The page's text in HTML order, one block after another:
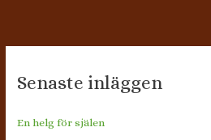
Senaste inläggen
En helg för själen